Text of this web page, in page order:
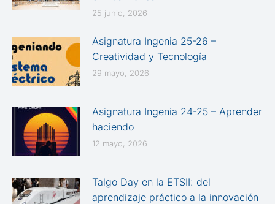
25 junio, 2026
Asignatura Ingenia 25-26 –
Creatividad y Tecnología
29 mayo, 2026
Asignatura Ingenia 24-25 – Aprender
haciendo
12 mayo, 2026
Talgo Day en la ETSII: del
aprendizaje práctico a la innovación